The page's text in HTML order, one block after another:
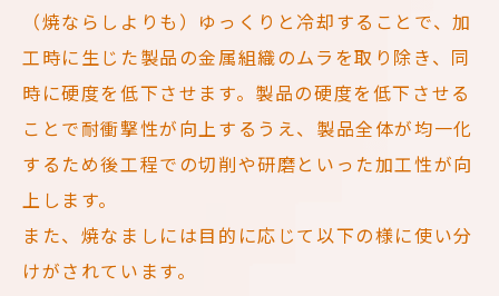
（焼ならしよりも）ゆっくりと冷却することで、加
工時に生じた製品の金属組織のムラを取り除き、同
時に硬度を低下させます。製品の硬度を低下させる
ことで耐衝撃性が向上するうえ、製品全体が均一化
するため後工程での切削や研磨といった加工性が向
上します。
また、焼なましには目的に応じて以下の様に使い分
けがされています。